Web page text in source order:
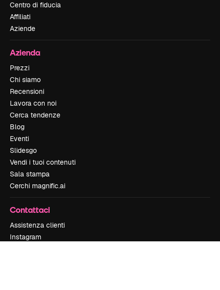
Centro di fiducia
Affiliati
Aziende
Azienda
Prezzi
Chi siamo
Recensioni
Lavora con noi
Cerca tendenze
Blog
Eventi
Slidesgo
Vendi i tuoi contenuti
Sala stampa
Cerchi magnific.ai
Contattaci
Assistenza clienti
Instagram